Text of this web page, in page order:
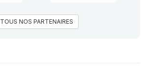
TOUS NOS PARTENAIRES